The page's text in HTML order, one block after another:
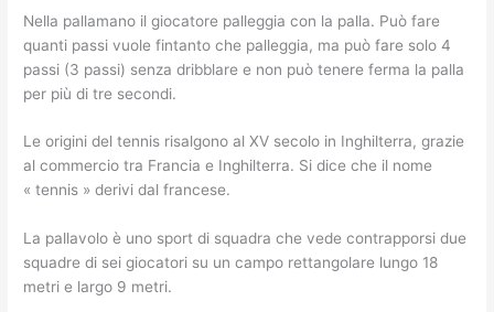
Nella pallamano il giocatore palleggia con la palla. Può fare
quanti passi vuole fintanto che palleggia, ma può fare solo 4
passi (3 passi) senza dribblare e non può tenere ferma la palla
per più di tre secondi.
Le origini del tennis risalgono al XV secolo in Inghilterra, grazie
al commercio tra Francia e Inghilterra. Si dice che il nome
« tennis » derivi dal francese.
La pallavolo è uno sport di squadra che vede contrapporsi due
squadre di sei giocatori su un campo rettangolare lungo 18
metri e largo 9 metri.